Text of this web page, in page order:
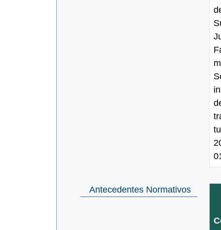
Antecedentes Normativos